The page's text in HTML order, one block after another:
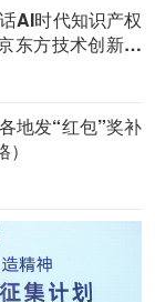
AI时代知识产权
东方技术创新中
地发“红包”奖补